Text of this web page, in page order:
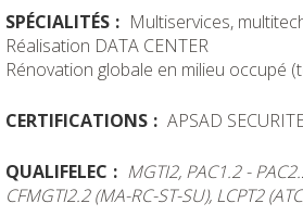
SPÉCIALITÉS
Multiservices,
Réalisation DATA CENTER
Rénovation globale en milieu occupé
CERTIFICATIONS APSAD
QUALIFELEC
MGTI2, PAC1.2 -
CFMGTI2.2 (MA-RC-ST-SU), LCPT2